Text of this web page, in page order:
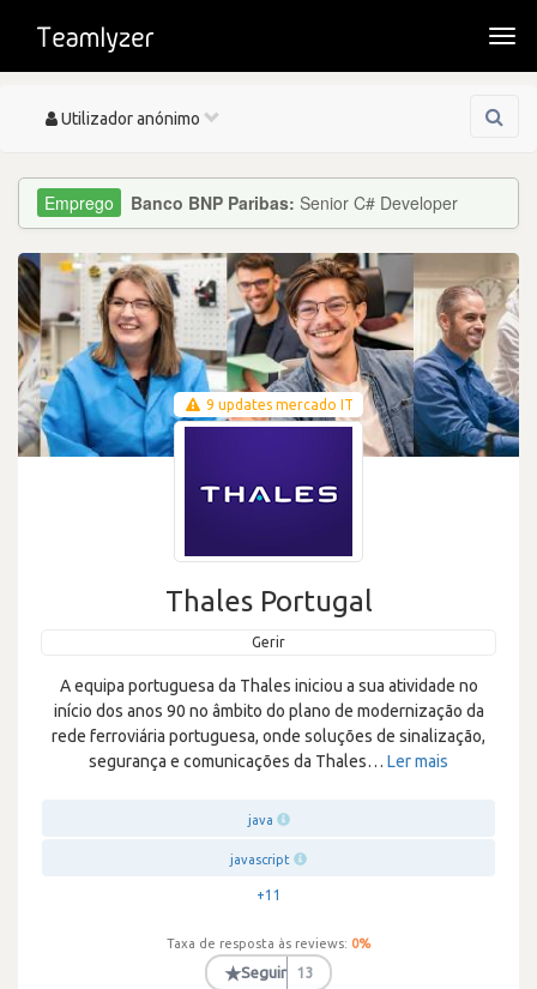
Toggle
Utilizador anónimo
Banco BNP Paribas: Senior C# Developer
9 updates mercado IT
Thales Portugal
Gerir
A equipa portuguesa da Thales iniciou a sua atividade no
início dos anos 90 no âmbito do plano de modernização da
rede ferroviária portuguesa, onde soluções de sinalização,
segurança e comunicações da Thales… Ler mais
java
javascript
+11
Taxa de resposta às reviews: 0%
★Seguir 13